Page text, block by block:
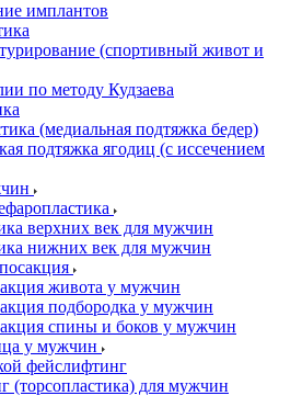
имплантов
(спортивный живот и
по методу Кудзаева
(медиальная подтяжка бедер)
подтяжка ягодиц (с иссечением
верхних век для мужчин
нижних век для мужчин
живота у мужчин
подбородка у мужчин
спины и боков у мужчин
у мужчин
фейслифтинг
(торсопластика) для мужчин